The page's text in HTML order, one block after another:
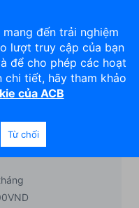
đến trải nghiệm
lượt truy cập của bạn
để cho phép các hoạt
tiết, hãy tham khảo
của ACB
Từ chối